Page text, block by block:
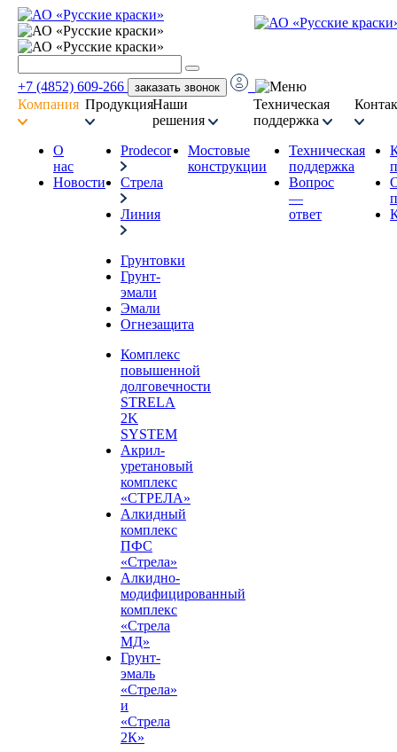
+7 (4852) 609-266 заказать звонок
Компания ПродукцияНаши
решения
Техническая
поддержка
О
нас
Новости
Prodecor
Стрела
Линия
Грунтовки
Грунт-
эмали
Эмали
Огнезащита
Комплекс
повышенной
долговечности
STRELA
2K
SYSTEM
Акрил-
уретановый
комплекс
«СТРЕЛА»
Алкидный
комплекс
ПФС
«Стрела»
Алкидно-
модифицированный
комплекс
«Стрела
МД»
Грунт-
эмаль
«Стрела»
и
«Стрела
2К»
Мостовые
конструкции
Техническая
поддержка
Вопрос
—
ответ